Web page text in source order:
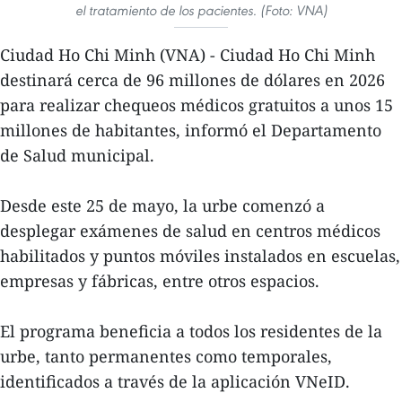
el tratamiento de los pacientes. (Foto: VNA)
Ciudad Ho Chi Minh (VNA) - Ciudad Ho Chi Minh
destinará cerca de 96 millones de dólares en 2026
para realizar chequeos médicos gratuitos a unos 15
millones de habitantes, informó el Departamento
de Salud municipal.
Desde este 25 de mayo, la urbe comenzó a
desplegar exámenes de salud en centros médicos
habilitados y puntos móviles instalados en escuelas,
empresas y fábricas, entre otros espacios.
El programa beneficia a todos los residentes de la
urbe, tanto permanentes como temporales,
identificados a través de la aplicación VNeID.